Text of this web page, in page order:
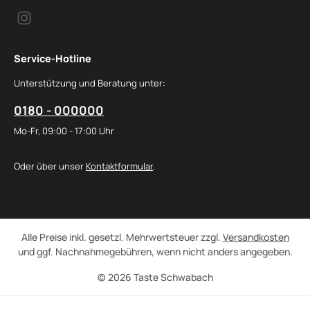
Service-Hotline
Unterstützung und Beratung unter:
0180 - 000000
Mo-Fr, 09:00 - 17:00 Uhr
Oder über unser Kontaktformular.
© 2026 Taste Schwabach
Alle Preise inkl. gesetzl. Mehrwertsteuer zzgl. Versandkosten
und ggf. Nachnahmegebühren, wenn nicht anders angegeben.